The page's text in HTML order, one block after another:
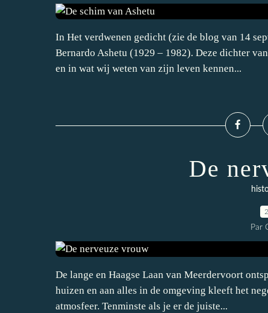
In Het verdwenen gedicht (zie de blog van 14
Bernardo Ashetu (1929 – 1982). Deze dichter
en in wat wij weten van zijn leven kennen...
De
Par
De lange en Haagse Laan van Meerdervoort
huizen en aan alles in de omgeving kleeft het
atmosfeer. Tenminste als je er de juiste...